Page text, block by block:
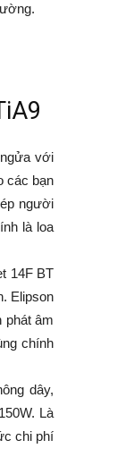
với
các bạn
người
là loa
14F BT
Elipson
phát âm
chính
dây,
Là
chi phí